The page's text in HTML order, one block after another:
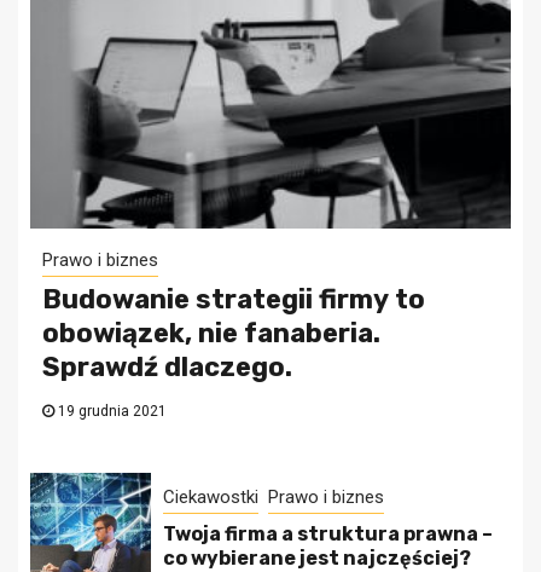
Prawo i biznes
Budowanie strategii firmy to
obowiązek, nie fanaberia.
Sprawdź dlaczego.
19 grudnia 2021
Ciekawostki Prawo i biznes
Twoja firma a struktura prawna –
co wybierane jest najczęściej?